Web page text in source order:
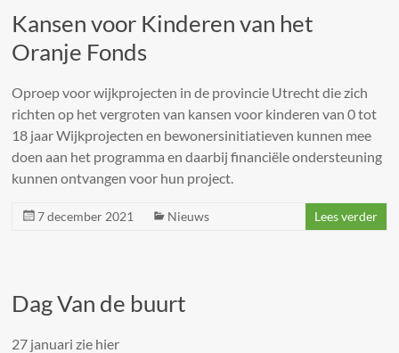
Kansen voor Kinderen van het
Oranje Fonds
Oproep voor wijkprojecten in de provincie Utrecht die zich
richten op het vergroten van kansen voor kinderen van 0 tot
18 jaar Wijkprojecten en bewonersinitiatieven kunnen mee
doen aan het programma en daarbij financiële ondersteuning
kunnen ontvangen voor hun project.
7 december 2021 Nieuws Lees verder
Dag Van de buurt
27 januari zie hier